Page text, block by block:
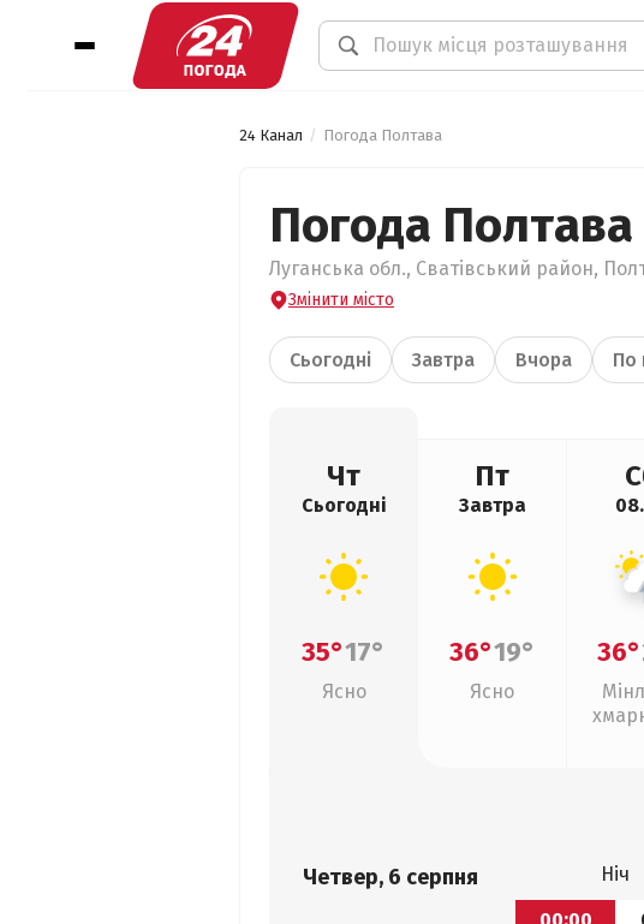
24 Канал Погода Полтава
Погода Полтава
Луганська обл., Сватівський район,
Змінити місто
Сьогодні Завтра Вчора По
Чт
Сьогодні
35°17°
Ясно
Пт
Завтра
36°19°
Ясно
36°
Четвер, 6 серпня Ніч